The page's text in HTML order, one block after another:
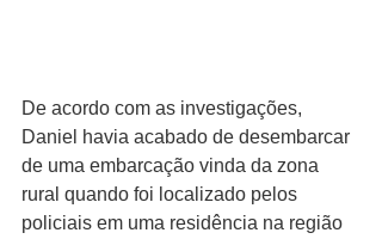
De acordo com as investigações,
Daniel havia acabado de desembarcar
de uma embarcação vinda da zona
rural quando foi localizado pelos
policiais em uma residência na região